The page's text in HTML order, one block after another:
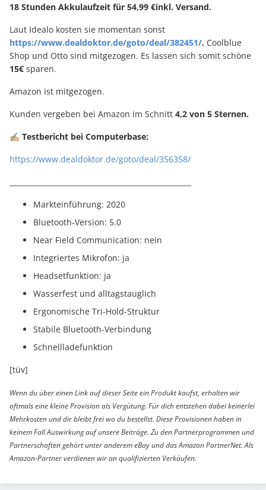
18 Stunden Akkulaufzeit für 54,99 €inkl. Versand.
Laut Idealo kosten sie momentan sonst
https://www.dealdoktor.de/goto/deal/382451/. Coolblue
Shop und Otto sind mitgezogen. Es lassen sich somit schöne
15€ sparen.
Amazon ist mitgezogen.
Kunden vergeben bei Amazon im Schnitt 4,2 von 5 Sternen.
✍🏼 Testbericht bei Computerbase:
https://www.dealdoktor.de/goto/deal/356358/
Markteinführung: 2020
Bluetooth-Version: 5.0
Near Field Communication: nein
Integriertes Mikrofon: ja
Headsetfunktion: ja
Wasserfest und alltagstauglich
Ergonomische Tri-Hold-Struktur
Stabile Bluetooth-Verbindung
Schnellladefunktion
[tüv]
Wenn du über einen Link auf dieser Seite ein Produkt kaufst, erhalten wir
oftmals eine kleine Provision als Vergütung. Für dich entstehen dabei keinerlei
Mehrkosten und dir bleibt frei wo du bestellst. Diese Provisionen haben in
keinem Fall Auswirkung auf unsere Beiträge. Zu den Partnerprogrammen und
Partnerschaften gehört unter anderem eBay und das Amazon PartnerNet. Als
Amazon-Partner verdienen wir an qualifizierten Verkäufen.